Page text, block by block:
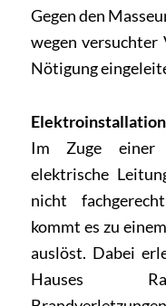
Gegen den
wegen versuchter
Nötigung
Elektroinstallation
Im Zuge einer
elektrische
nicht
kommt es zu
auslöst. Dabei
Hauses